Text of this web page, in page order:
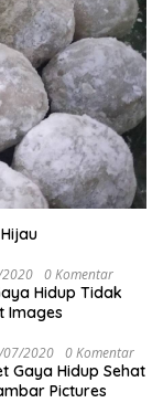
0 Komentar
Hidup Tidak
Images
07/2020 0 Komentar
Gaya Hidup Sehat
Pictures